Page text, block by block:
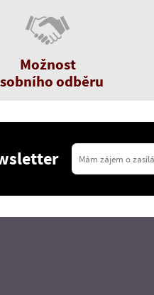
Možnost
odběru